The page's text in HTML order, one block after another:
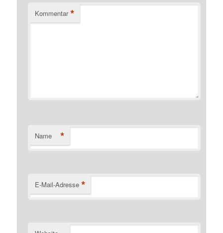
Kommentar *
Name *
E-Mail-Adresse *